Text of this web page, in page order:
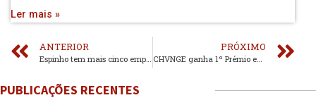
Ler mais »
ANTERIOR
Espinho tem mais cinco empresas PME Excelência
PRÓXIMO
CHVNGE ganha 1º Prémio em Congresso Internacional da APCLC
PUBLICAÇÕES RECENTES